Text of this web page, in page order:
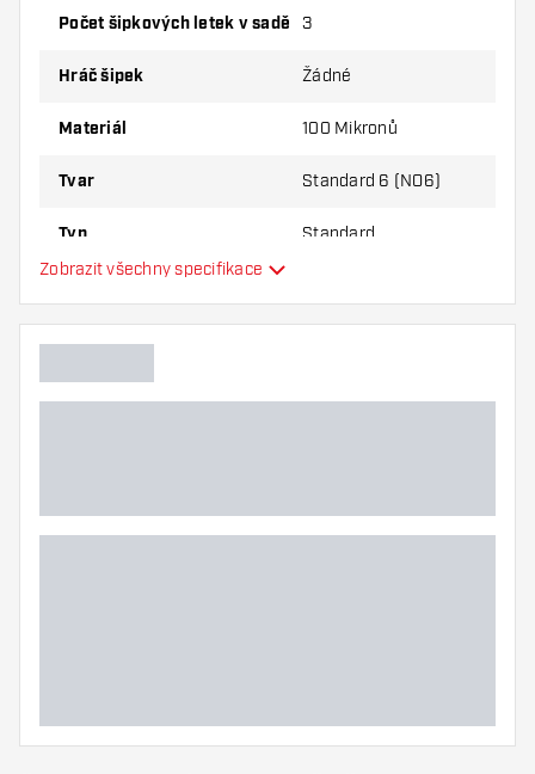
Vyzkoušejte jiný tvar, materiál nebo tloušťku
vyhovuje nejlépe!
Počet šipkových letek v sadě 3
Hráč šipek Žádné
Materiál 100 Mikronů
Tvar Standard 6 (NO6)
Typ Standard
Hlavní barva
Zobrazit všechny specifikace